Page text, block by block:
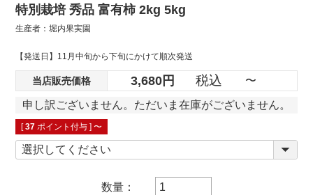
特別栽培 秀品 富有柿 2kg 5kg
生産者：堀内果実園
【発送日】11月中旬から下旬にかけて順次発送
当店販売価格 3,680 税込 〜
申し訳ございません。ただいま在庫がございません。
[ 37 ポイント付与 ] 〜